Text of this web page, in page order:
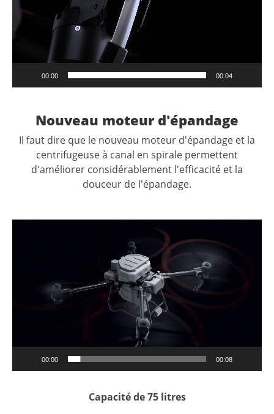
00:00 00:04
Nouveau moteur d'épandage
Il faut dire que le nouveau moteur d'épandage et la
centrifugeuse à canal en spirale permettent
d'améliorer considérablement l'efficacité et la
douceur de l'épandage.
00:00 00:08
Capacité de 75 litres